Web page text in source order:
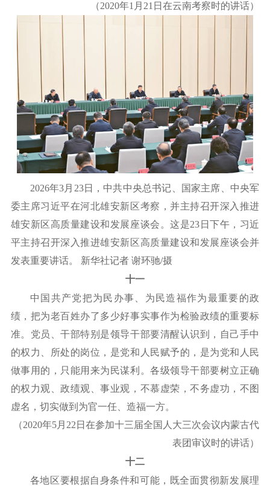
（2020年1月21日在云南考察时的讲话）
2026年3月23日，中共中央总书记、国家主席、中央军
委主席习近平在河北雄安新区考察，并主持召开深入推进
雄安新区高质量建设和发展座谈会。这是23日下午，习近
平主持召开深入推进雄安新区高质量建设和发展座谈会并
发表重要讲话。 新华社记者 谢环驰/摄
十一
中国共产党把为民办事、为民造福作为最重要的政
绩，把为老百姓办了多少好事实事作为检验政绩的重要标
准。党员、干部特别是领导干部要清醒认识到，自己手中
的权力、所处的岗位，是党和人民赋予的，是为党和人民
做事用的，只能用来为民谋利。各级领导干部要树立正确
的权力观、政绩观、事业观，不慕虚荣，不务虚功，不图
虚名，切实做到为官一任、造福一方。
（2020年5月22日在参加十三届全国人大三次会议内蒙古代
表团审议时的讲话）
十二
各地区要根据自身条件和可能，既全面贯彻新发展理